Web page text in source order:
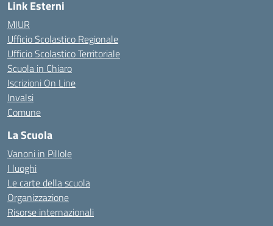
Link Esterni
MIUR
Ufficio Scolastico Regionale
Ufficio Scolastico Territoriale
Scuola in Chiaro
Iscrizioni On Line
Invalsi
Comune
La Scuola
Vanoni in Pillole
I luoghi
Le carte della scuola
Organizzazione
Risorse internazionali